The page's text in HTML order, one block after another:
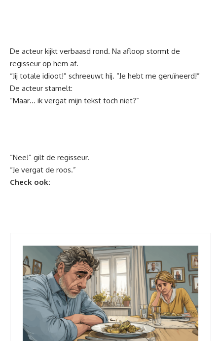
De acteur kijkt verbaasd rond. Na afloop stormt de
regisseur op hem af.
“Jij totale idioot!” schreeuwt hij. “Je hebt me geruïneerd!”
De acteur stamelt:
“Maar… ik vergat mijn tekst toch niet?”
“Nee!” gilt de regisseur.
“Je vergat de roos.”
Check ook: